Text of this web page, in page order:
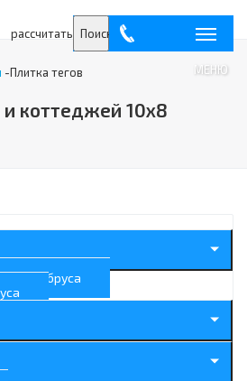
рассчитать
МЕНЮ
Поиск
-Плитка тегов
коттеджей 10x8
бруса